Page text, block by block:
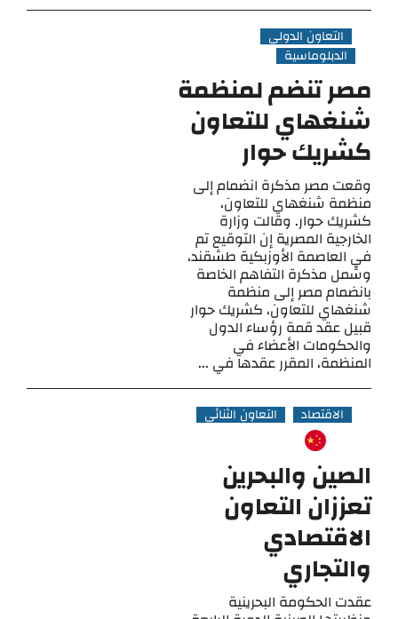
التعاون الدولي
الدبلوماسية
مصر تنضم لمنظمة
شنغهاي للتعاون
كشريك حوار
وقعت مصر مذكرة انضمام إلى
منظمة شنغهاي للتعاون،
كشريك حوار. وقالت وزارة
الخارجية المصرية إن التوقيع تم
في العاصمة الأوزبكية طشقند،
وشمل مذكرة التفاهم الخاصة
بانضمام مصر إلى منظمة
شنغهاي للتعاون، كشريك حوار
قبيل عقد قمة رؤساء الدول
والحكومات الأعضاء في
المنظمة، المقرر عقدها في ...
الاقتصاد التعاون الثنائي
الصين والبحرين
تعززان التعاون
الاقتصادي
والتجاري
عقدت الحكومة البحرينية